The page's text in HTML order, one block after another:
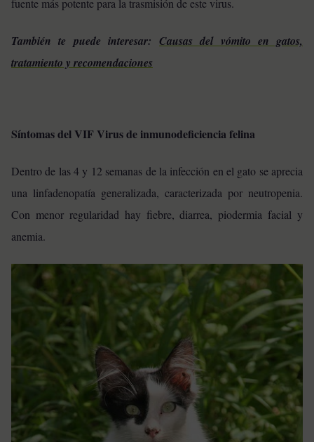
fuente más potente para la trasmisión de este virus.
También te puede interesar: Causas del vómito en gatos,
tratamiento y recomendaciones
Síntomas del VIF Virus de inmunodeficiencia felina
Dentro de las 4 y 12 semanas de la infección en el gato se aprecia
una linfadenopatía generalizada, caracterizada por neutropenia.
Con menor regularidad hay fiebre, diarrea, piodermia facial y
anemia.